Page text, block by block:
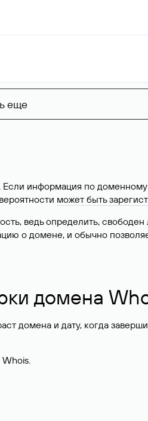
еще
информация по
может быть
ведь определить,
о домене, и обычно
домена
домена и дату, когда